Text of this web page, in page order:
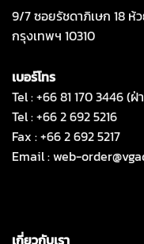
9/7 ซอยรัชดาภิเษก 18 ห้
กรุงเทพฯ 10310
เบอร์โทร
Tel : +66 81 170 3446 (
Tel : +66 2 692 5216
Fax : +66 2 692 5217
Email :web-
เกี่ยวกับเรา